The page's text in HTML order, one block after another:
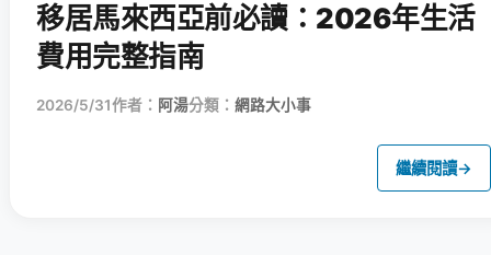
移居馬來西亞前必讀：2026年生活
費用完整指南
2026/5/31作者： 阿湯分類： 網路大小事
繼續閱讀→